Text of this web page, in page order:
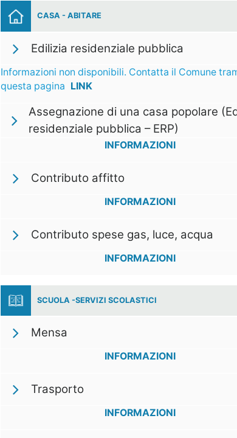
CASA - ABITARE
Edilizia residenziale pubblica
Informazioni non disponibili. Contatta il Comune
questa pagina LINK
Assegnazione di una casa popolare
residenziale pubblica – ERP)
INFORMAZIONI
Contributo affitto
INFORMAZIONI
Contributo spese gas, luce, acqua
INFORMAZIONI
SCUOLA -SERVIZI SCOLASTICI
Mensa
INFORMAZIONI
Trasporto
INFORMAZIONI